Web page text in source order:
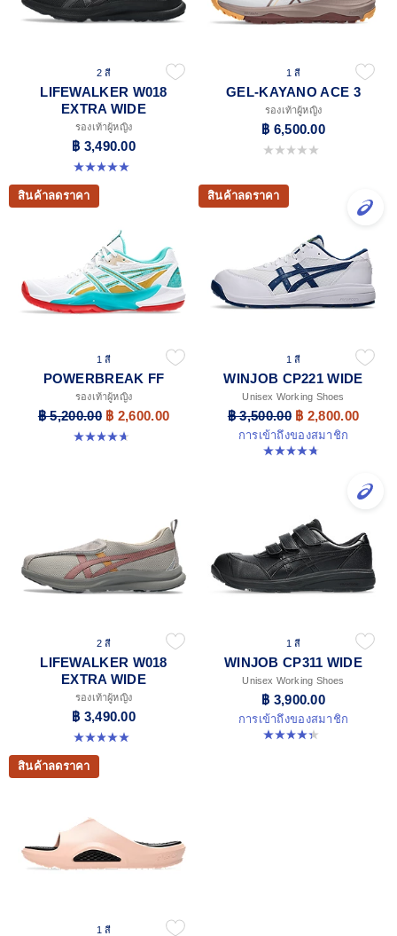
2 สี
LIFEWALKER W018
EXTRA WIDE
รองเท้าผู้หญิง
฿ 3,490.00
5.0 จาก 5 ดาว 1 รีวิว
1 สี
GEL-KAYANO ACE 3
รองเท้าผู้หญิง
฿ 6,500.00
0.0 จาก 5 ดาว
สินค้าลดราคา
1 สี
POWERBREAK FF
รองเท้าผู้หญิง
฿ 5,200.00 ฿ 2,600.00
4.7 จาก 5 ดาว 3 รีวิว
สินค้าลดราคา
1 สี
WINJOB CP221 WIDE
Unisex Working Shoes
฿ 3,500.00 ฿ 2,800.00
การเข้าถึงของสมาชิก
4.8 จาก 5 ดาว 17 รีวิว
2 สี
LIFEWALKER W018
EXTRA WIDE
รองเท้าผู้หญิง
฿ 3,490.00
5.0 จาก 5 ดาว 1 รีวิว
1 สี
WINJOB CP311 WIDE
Unisex Working Shoes
฿ 3,900.00
การเข้าถึงของสมาชิก
4.3 จาก 5 ดาว 17 รีวิว
สินค้าลดราคา
1 สี